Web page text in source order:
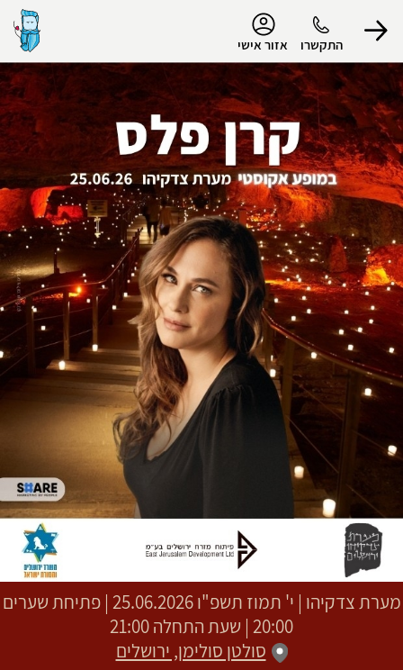
התקשרו אזור אישי
הפרופיל שלי
התנתק
מערת צדקיהו | י' תמוז תשפ"ו
25.06.2026 | פתיחת שערים
20:00 | שעת התחלה 21:00
סולטן סולימן, ירושלים